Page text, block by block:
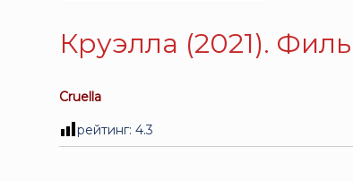
Круэлла (2021).
Cruella
рейтинг:4.3